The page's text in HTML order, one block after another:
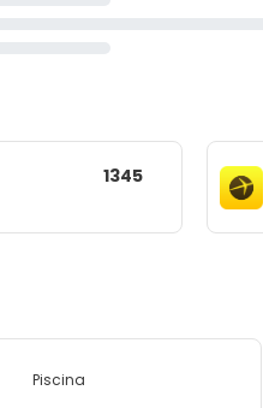
1345
Piscina